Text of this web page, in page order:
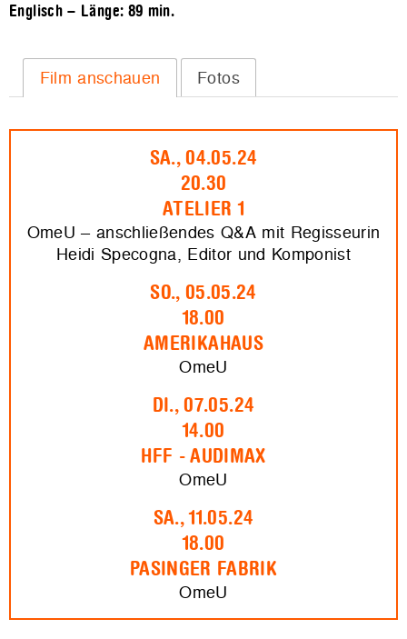
Englisch – Länge: 89 min.
Film anschauen Fotos
SA., 04.05.24
20.30
ATELIER 1
OmeU – anschließendes Q&A mit Regisseurin
Heidi Specogna, Editor und Komponist
SO., 05.05.24
18.00
AMERIKAHAUS
OmeU
DI., 07.05.24
14.00
HFF - AUDIMAX
OmeU
SA., 11.05.24
18.00
PASINGER FABRIK
OmeU